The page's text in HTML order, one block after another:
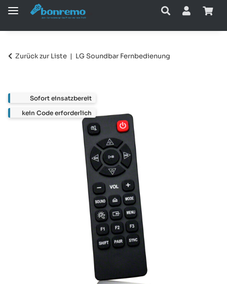
Zurück zur Liste LG Soundbar Fernbedienung